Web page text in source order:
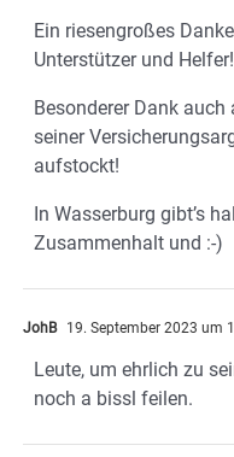
Ein riesengroßes
Unterstützer und
Besonderer Dank
seiner
aufstockt!
In Wasserburg gibt’s
Zusammenhalt und :-)
JohB 19. September 2023 um
Leute, um ehrlich zu
noch a bissl feilen.